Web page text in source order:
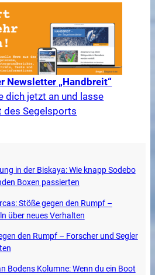
Newsletter „Handbreit“
dich jetzt an und lasse
des Segelsports
in der Biskaya: Wie knapp Sodebo
Boxen passierten
Stöße gegen den Rumpf –
über neues Verhalten
den Rumpf – Forscher und Segler
Bodens Kolumne: Wenn du ein Boot